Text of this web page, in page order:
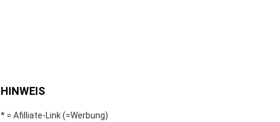
HINWEIS
* = Afilliate-Link (=Werbung)